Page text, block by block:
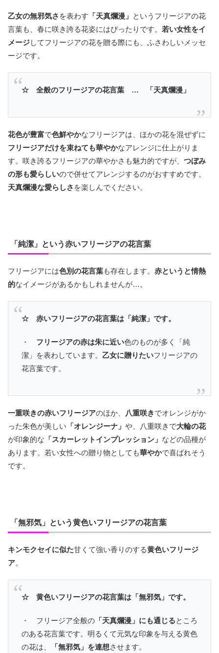
乙女の無邪気さ を表わす 「天真爛漫」 というフリージアの花
言葉も、春に咲き誇る花姿にはぴったりです。 若い女性をイ
メージしてフリージアの花を贈る際にも、ふさわしいメッセ
ージです。
☆ 全般のフリージアの花言葉 … 「天真爛漫」
花色が豊富で色鮮やかなフリージアは、ほかの花を混ぜずに
フリージアだけを束ねても華やかなアレンジに仕上がりま
す。咲き誇るフリージアの華やかさも魅力的ですが、 つぼみ
の形も愛らしいので併せてアレンジするのがおすすめです。
天真爛漫な愛らしさ を楽しんでください。
「純潔」という赤いフリージアの花言葉
フリージアには色別の花言葉も存在します。 赤というと情熱
的なイメージがあるかもしれませんが…。
☆ 赤いフリージアの花言葉は「純潔」です。
・ フリージアの赤は朱に近い色のものが多く「純
潔」を表わしています。 乙女に贈りたいフリージアの
花言葉です。
一重咲きの赤いフリージアのほか、 八重咲きでオレンジがか
った朱色が美しい 「オレンジーナ」 や、八重咲きで大輪の花
が印象的な 「スカーレットインプレッション」 などの品種が
あります。若い女性への贈り物としても華やかで喜ばれそう
です。
「無邪気」という黄色いフリージアの花言葉
キンモクセイに似た甘くて強い香りのする黄色いフリージ
ア。
☆ 黄色いフリージアの花言葉は「無邪気」です。
・ フリージア全般の 「天真爛漫」にも通じるところ
のある花言葉です。明るくて元気な印象を与える黄色
の花は、
「無邪気」を連想させます。